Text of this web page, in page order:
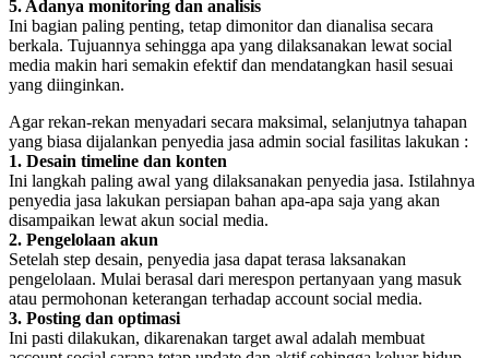
5. Adanya monitoring dan analisis
Ini bagian paling penting, tetap dimonitor dan dianalisa secara
berkala. Tujuannya sehingga apa yang dilaksanakan lewat social
media makin hari semakin efektif dan mendatangkan hasil sesuai
yang diinginkan.
Agar rekan-rekan menyadari secara maksimal, selanjutnya tahapan
yang biasa dijalankan penyedia jasa admin social fasilitas lakukan :
1. Desain timeline dan konten
Ini langkah paling awal yang dilaksanakan penyedia jasa. Istilahnya
penyedia jasa lakukan persiapan bahan apa-apa saja yang akan
disampaikan lewat akun social media.
2. Pengelolaan akun
Setelah step desain, penyedia jasa dapat terasa laksanakan
pengelolaan. Mulai berasal dari merespon pertanyaan yang masuk
atau permohonan keterangan terhadap account social media.
3. Posting dan optimasi
Ini pasti dilakukan, dikarenakan target awal adalah membuat